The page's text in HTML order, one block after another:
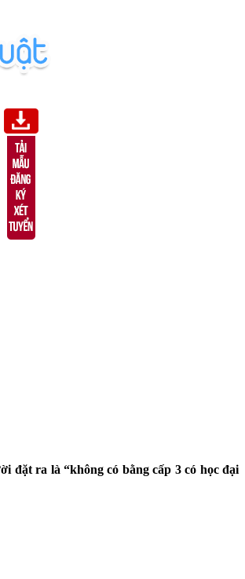
đặt ra là “không có bằng cấp 3 có học đại